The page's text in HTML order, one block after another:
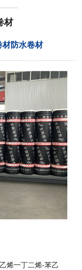
材
材防水卷材
烯一丁二烯-苯乙